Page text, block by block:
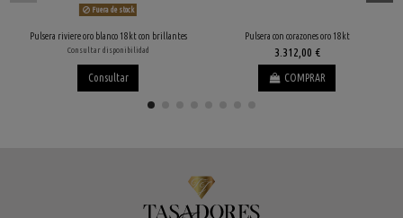
Fuera de stock
Pulsera riviere oro blanco 18kt con brillantes
Consultar disponibilidad
Consultar
Pulsera con corazones oro 18kt
3.312,00 €
COMPRAR